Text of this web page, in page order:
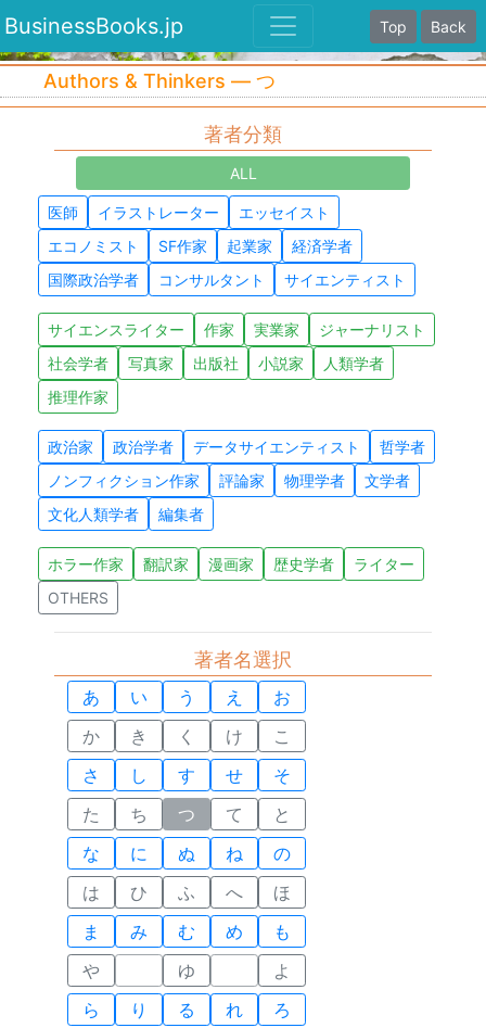
BusinessBooks.jp Top Back
Authors & Thinkers — つ
著者分類
ALL
医師 イラストレーター
エッセイスト
エコノミスト
SF作家 起業家
経済学者
国際政治学者
コンサルタント サイエンティスト
サイエンスライター 作家 実業家
ジャーナリスト
社会学者
写真家 出版社 小説家
人類学者
推理作家
政治家 政治学者 データサイエンティスト
哲学者
ノンフィクション作家
評論家 物理学者
文学者
文化人類学者
編集者
ホラー作家 翻訳家 漫画家 歴史学者
ライター
OTHERS
著者名選択
あ い う え
お
か
き く け
こ
さ
し す せ
そ
た
ち つ て
と
な
に ぬ ね
の
は
ひ ふ へ
ほ
ま
み む め
も
や
ゆ
よ
ら
り る れ
ろ